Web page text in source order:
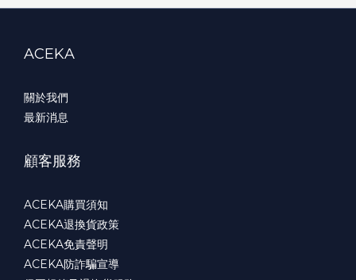
ACEKA
關於我們
最新消息
顧客服務
ACEKA購買須知
ACEKA退換貨政策
ACEKA免責聲明
ACEKA防詐騙宣導